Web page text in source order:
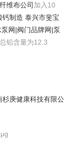
维布公司 加入10
钙制造 泰兴市斐宝
网|阀门品牌网|泵
铅含量为12.3
庚健康科技有限公